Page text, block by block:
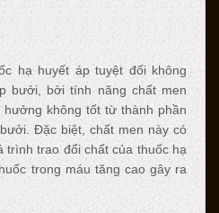
hạ huyết áp tuyệt đối không
bưởi, bởi tính năng chất men
không tốt từ thành phần
Đặc biệt, chất men này có
trình trao đổi chất của thuốc hạ
trong máu tăng cao gây ra